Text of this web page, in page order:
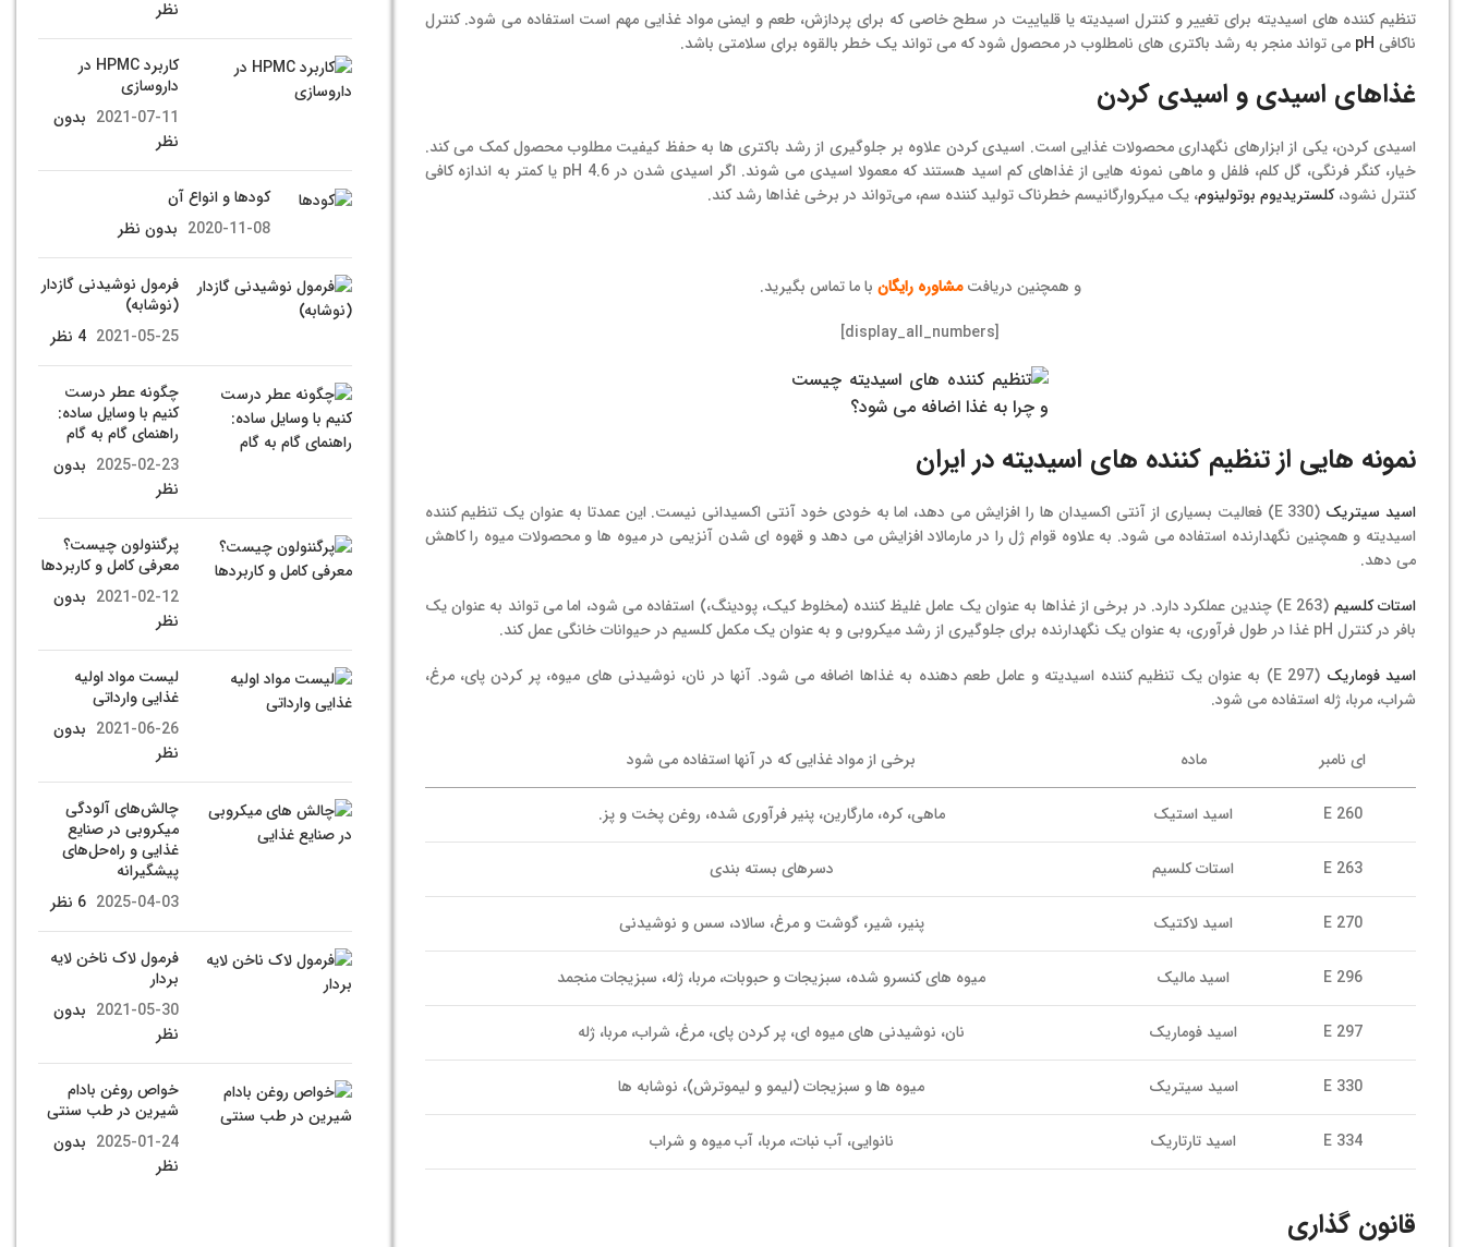
تنظیم کننده های اسیدیته برای تغییر و کنترل اسیدیته یا قلیاییت در سطح خاصی که برای پردازش، طعم و ایمنی مواد غذایی مهم است استفاده می شود. کنترل
ناکافی pH می تواند منجر به رشد باکتری های نامطلوب در محصول شود که می تواند یک خطر بالقوه برای سلامتی باشد.
غذاهای اسیدی و اسیدی کردن
اسیدی کردن، یکی از ابزارهای نگهداری محصولات غذایی است. اسیدی کردن علاوه بر جلوگیری از رشد باکتری ها به حفظ کیفیت مطلوب محصول کمک می کند.
خیار، کنگر فرنگی، گل کلم، فلفل و ماهی نمونه هایی از غذاهای کم اسید هستند که معمولا اسیدی می شوند. اگر اسیدی شدن در pH 4.6 یا کمتر به اندازه کافی
کنترل نشود،کلستریدیوم بوتولینوم، یک میکروارگانیسم خطرناک تولید کننده سم، می‌تواند در برخی غذاها رشد کند.
و همچنین دریافتمشاوره رایگان با ما تماس بگیرید.
[display_all_numbers]
نمونه هایی از تنظیم کننده های اسیدیته در ایران
اسید سیتریک
(E 330) فعالیت بسیاری از آنتی اکسیدان ها را افزایش می دهد، اما به خودی خود آنتی اکسیدانی نیست. این عمدتا به عنوان یک تنظیم کننده
اسیدیته و همچنین نگهدارنده استفاده می شود. به علاوه قوام ژل را در مارمالاد افزایش می دهد و قهوه ای شدن آنزیمی در میوه ها و محصولات میوه را کاهش
می دهد.
استات کلسیم
(E 263) چندین عملکرد دارد. در برخی از غذاها به عنوان یک عامل غلیظ کننده (مخلوط کیک، پودینگ،) استفاده می شود، اما می تواند به عنوان یک
بافر در کنترل pH غذا در طول فرآوری، به عنوان یک نگهدارنده برای جلوگیری از رشد میکروبی و به عنوان یک مکمل کلسیم در حیوانات خانگی عمل کند.
اسید فوماریک
(E 297) به عنوان یک تنظیم کننده اسیدیته و عامل طعم دهنده به غذاها اضافه می شود. آنها در نان، نوشیدنی های میوه، پر کردن پای، مرغ،
شراب، مربا، ژله استفاده می شود.
ای نامبر ماده برخی از مواد غذایی که در آنها استفاده می شود
E 260 اسید استیک ماهی، کره، مارگارین، پنیر فرآوری شده، روغن پخت و پز.
E 263 استات کلسیم دسرهای بسته بندی
E 270 اسید لاکتیک پنیر، شیر، گوشت و مرغ، سالاد، سس و نوشیدنی
E 296 اسید مالیک میوه های کنسرو شده، سبزیجات و حبوبات، مربا، ژله، سبزیجات منجمد
E 297 اسید فوماریک نان، نوشیدنی های میوه ای، پر کردن پای، مرغ، شراب، مربا، ژله
E 330 اسید سیتریک میوه ها و سبزیجات (لیمو و لیموترش)، نوشابه ها
E 334 اسید تارتاریک نانوایی، آب نبات، مربا، آب میوه و شراب
قانون گذاری
نظر
کاربرد HPMC در
داروسازی
2021-07-11 بدون
نظر
کودها و انواع آن
2020-11-08 بدون نظر
فرمول نوشیدنی گازدار
(نوشابه)
2021-05-25 4 نظر
چگونه عطر درست
کنیم با وسایل ساده:
راهنمای گام به گام
2025-02-23 بدون
نظر
پرگننولون چیست؟
معرفی کامل و کاربردها
2021-02-12 بدون
نظر
لیست مواد اولیه
غذایی وارداتی
2021-06-26 بدون
نظر
چالش‌های آلودگی
میکروبی در صنایع
غذایی و راه‌حل‌های
پیشگیرانه
2025-04-03 6 نظر
فرمول لاک ناخن لایه
بردار
2021-05-30 بدون
نظر
خواص روغن بادام
شیرین در طب سنتی
2025-01-24 بدون
نظر